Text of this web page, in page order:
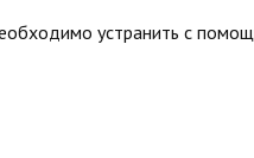
устранить с